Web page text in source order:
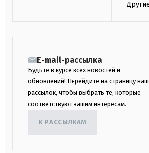
E-mail-рассылка
Будьте в курсе всех новостей и
обновлений! Перейдите на страницу
рассылок, чтобы выбрать те, которые
соответствуют вашим интересам.
К РАССЫЛКАМ